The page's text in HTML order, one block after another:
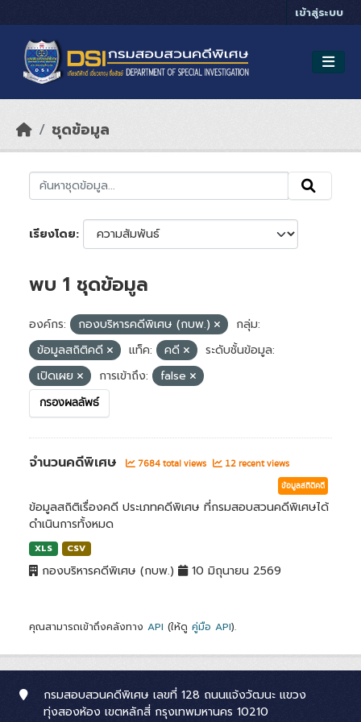
เข้าสู่ระบบ
ชุดข้อมูล
เรียงโดย
พบ 1 ชุดข้อมูล
องค์กร: กองบริหารคดีพิเศษ (กบพ.)
กลุ่ม:
ข้อมูลสถิติคดี
แท็ค: คดี
ระดับชั้นข้อมูล:
เปิดเผย
การเข้าถึง: false
กรองผลลัพธ์
จำนวนคดีพิเศษ 7684 total views 12 recent views
ข้อมูลสถิติคดี
ข้อมูลสถิติเรื่องคดี ประเภทคดีพิเศษ ที่กรมสอบสวนคดีพิเศษได้
ดำเนินการทั้งหมด
XLS CSV
กองบริหารคดีพิเศษ (กบพ.) 10 มิถุนายน 2569
คุณสามารถเข้าถึงคลังทาง API (ให้ดู คู่มือ API).
กรมสอบสวนคดีพิเศษ เลขที่ 128 ถนนแจ้งวัฒนะ แขวง
ทุ่งสองห้อง เขตหลักสี่ กรุงเทพมหานคร 10210